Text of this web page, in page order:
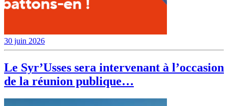
30 juin 2026
Le Syr’Usses sera intervenant à l’occasion
de la réunion publique…